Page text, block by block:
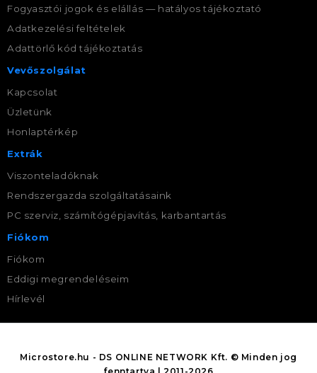
Fogyasztói jogok és elállás — hatályos tájékoztató
Adatkezelési feltételek
Adattörlő kód tájékoztatás
Vevőszolgálat
Kapcsolat
Üzletünk
Honlaptérkép
Extrák
Viszonteladóknak
Rendszergazda szolgáltatásaink
PC szerviz, számítógépjavítás, karbantartás
Fiókom
Fiókom
Eddigi megrendeléseim
Hírlevél
Microstore.hu - DS ONLINE NETWORK Kft. © Minden jog